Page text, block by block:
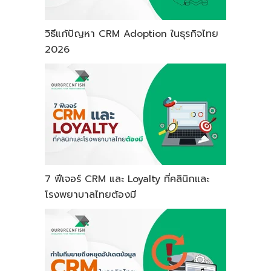
วิธีแก้ปัญหา CRM Adoption ในธุรกิจไทย
2026
7 ฟีเจอร์ CRM และ Loyalty ที่คลินิกและ
โรงพยาบาลไทยต้องมี